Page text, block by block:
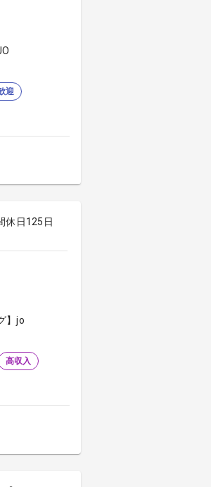
迎
休日125日
】jo
高収入